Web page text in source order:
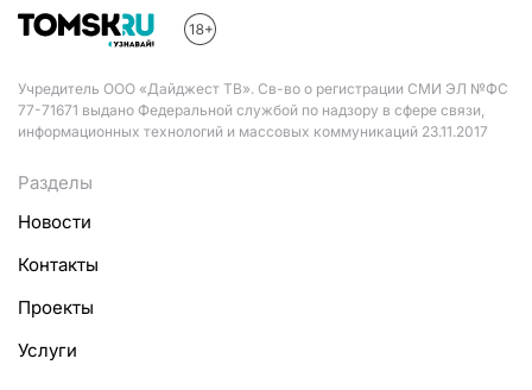
Учредитель ООО «Дайджест ТВ». Св-во о регистрации СМИ ЭЛ №ФС
77-71671 выдано Федеральной службой по надзору в сфере связи,
информационных технологий и массовых коммуникаций 23.11.2017
Разделы
Новости
Контакты
Проекты
Услуги